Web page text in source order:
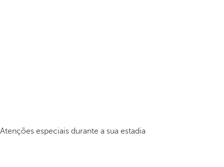
Atenções especiais durante a sua estadia